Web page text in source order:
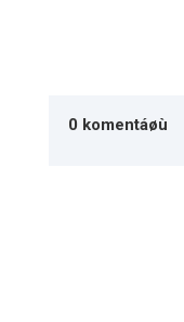
0 komentáøù